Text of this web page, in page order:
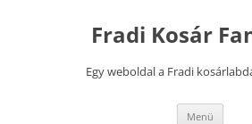
Fradi Kosár
Egy weboldal a Fradi
Menü